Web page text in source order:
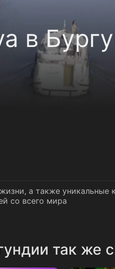
в
а также уникальные
со всего мира
так же